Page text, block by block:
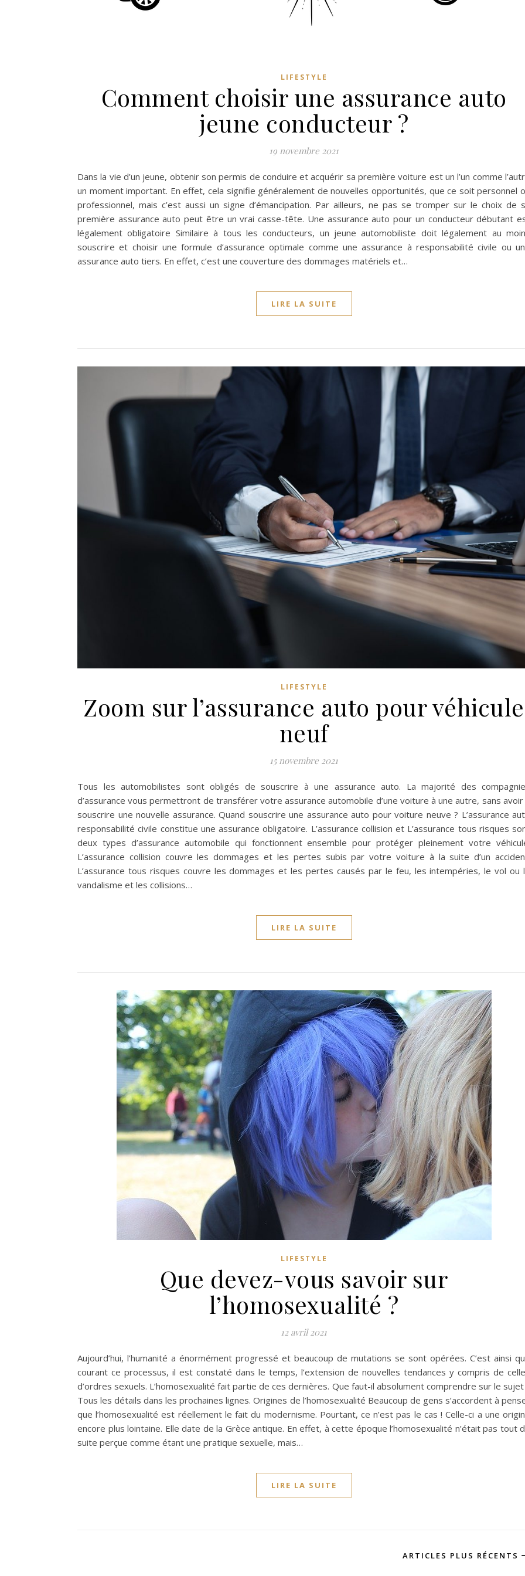
LIFESTYLE
Comment choisir une assurance auto
jeune conducteur ?
19 novembre 2021
Dans la vie d’un jeune, obtenir son permis de conduire et acquérir sa première voiture est un l’un comme
un moment important. En effet, cela signifie généralement de nouvelles opportunités, que ce soit personnel
professionnel, mais c’est aussi un signe d’émancipation. Par ailleurs, ne pas se tromper sur le choix de
première assurance auto peut être un vrai casse-tête. Une assurance auto pour un conducteur débutant
légalement obligatoire Similaire à tous les conducteurs, un jeune automobiliste doit légalement au
souscrire et choisir une formule d’assurance optimale comme une assurance à responsabilité civile ou
assurance auto tiers. En effet, c’est une couverture des dommages matériels et…
LIRE LA SUITE
LIFESTYLE
Zoom sur l’assurance auto pour véhicule
neuf
15 novembre 2021
Tous les automobilistes sont obligés de souscrire à une assurance auto. La majorité des
d’assurance vous permettront de transférer votre assurance automobile d’une voiture à une autre, sans avoir
souscrire une nouvelle assurance. Quand souscrire une assurance auto pour voiture neuve ? L’assurance
responsabilité civile constitue une assurance obligatoire. L’assurance collision et L’assurance tous risques
deux types d’assurance automobile qui fonctionnent ensemble pour protéger pleinement votre
L’assurance collision couvre les dommages et les pertes subis par votre voiture à la suite d’un
L’assurance tous risques couvre les dommages et les pertes causés par le feu, les intempéries, le vol ou
vandalisme et les collisions…
LIRE LA SUITE
LIFESTYLE
Que devez-vous savoir sur
l’homosexualité ?
12 avril 2021
Aujourd’hui, l’humanité a énormément progressé et beaucoup de mutations se sont opérées. C’est ainsi
courant ce processus, il est constaté dans le temps, l’extension de nouvelles tendances y compris de
d’ordres sexuels. L’homosexualité fait partie de ces dernières. Que faut-il absolument comprendre sur le sujet
Tous les détails dans les prochaines lignes. Origines de l’homosexualité Beaucoup de gens s’accordent à
que l’homosexualité est réellement le fait du modernisme. Pourtant, ce n’est pas le cas ! Celle-ci a une
encore plus lointaine. Elle date de la Grèce antique. En effet, à cette époque l’homosexualité n’était pas tout
suite perçue comme étant une pratique sexuelle, mais…
LIRE LA SUITE
ARTICLES PLUS RÉCENTS